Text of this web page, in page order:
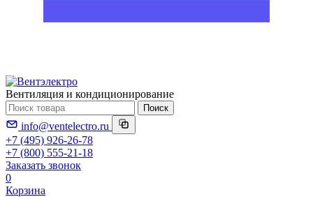
Вентиляция и кондиционирование
Поиск
info@ventelectro.ru
+7 (495) 926-26-78
+7 (800) 555-21-18
Заказать звонок
0
Корзина